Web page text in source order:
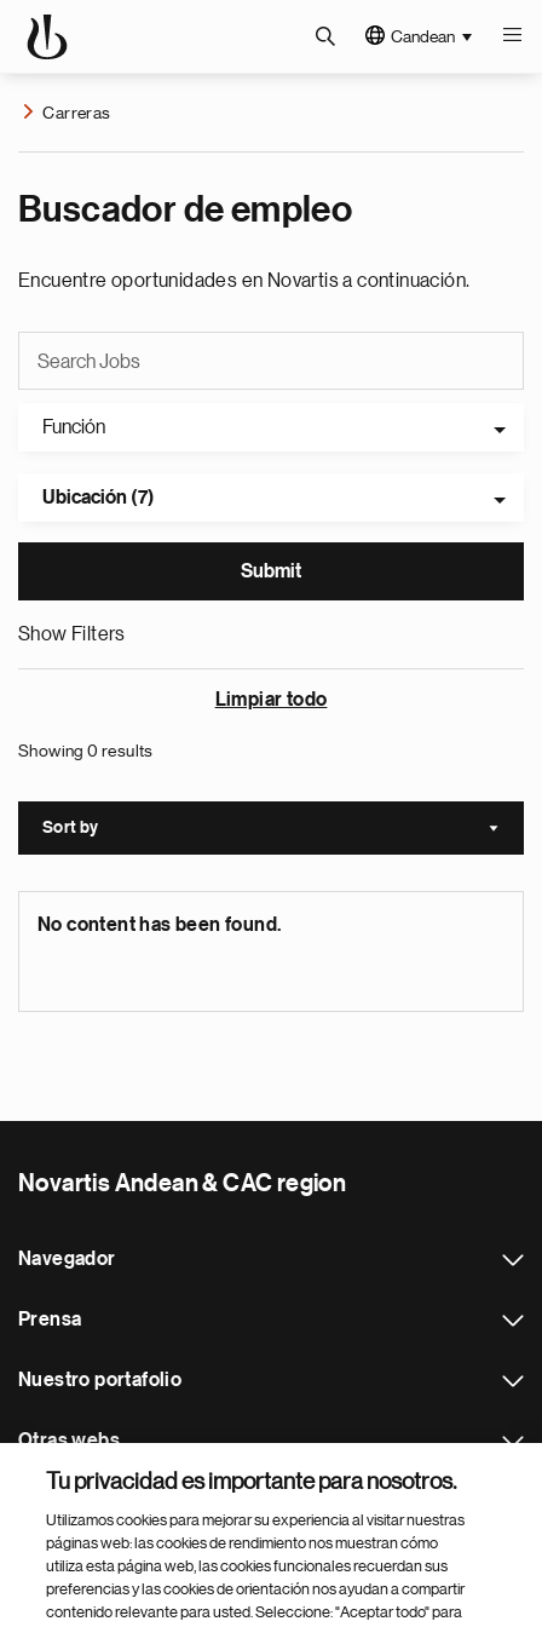
Candean
Carreras
Buscador de empleo
Encuentre oportunidades en Novartis a continuación.
Función
Ubicación (7)
Show Filters
Limpiar todo
Showing 0 results
Sort by Sort
No content has been found.
Novartis Andean & CAC region
Navegador
Prensa
Nuestro portafolio
Otras webs
Footer Site Search
Tu privacidad es importante para nosotros.
Utilizamos cookies para mejorar su experiencia al visitar nuestras
páginas web: las cookies de rendimiento nos muestran cómo
utiliza esta página web, las cookies funcionales recuerdan sus
preferencias y las cookies de orientación nos ayudan a compartir
contenido relevante para usted. Seleccione: "Aceptar todo" para